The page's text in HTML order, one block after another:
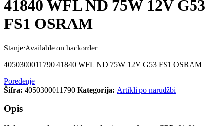
41840 WFL ND 75W 12V G53
FS1 OSRAM
Stanje:Available on backorder
4050300011790 41840 WFL ND 75W 12V G53 FS1 OSRAM
Poređenje
Šifra: 4050300011790 Kategorija: Artikli po narudžbi
Opis